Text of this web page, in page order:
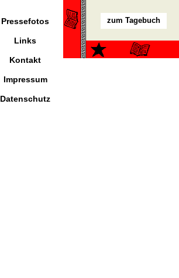
Pressefotos
Links
Kontakt
Impressum
Datenschutz
zum Tagebuch